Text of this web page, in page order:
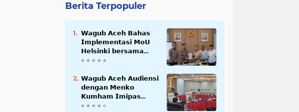
Berita Terpopuler
𝗪𝗮𝗴𝘂𝗯 𝗔𝗰𝗲𝗵 𝗕𝗮𝗵𝗮𝘀
𝗜𝗺𝗽𝗹𝗲𝗺𝗲𝗻𝘁𝗮𝘀𝗶 𝗠𝗼𝗨
𝗛𝗲𝗹𝘀𝗶𝗻𝗸𝗶 𝗯𝗲𝗿𝘀𝗮𝗺𝗮
𝗦𝗲𝗸𝗿𝗲𝘁𝗮𝗿𝗶𝗮𝘁 𝗡𝗲𝗴𝗮𝗿𝗮
𝗪𝗮𝗴𝘂𝗯 𝗔𝗰𝗲𝗵 𝗔𝘂𝗱𝗶𝗲𝗻𝘀𝗶
𝗱𝗲𝗻𝗴𝗮𝗻 𝗠𝗲𝗻𝗸𝗼
𝗞𝘂𝗺𝗵𝗮𝗺 𝗜𝗺𝗶𝗽𝗮𝘀
𝗧𝗲𝗿𝗸𝗮𝗶𝘁 𝗦𝘁𝗮𝘁𝘂𝘀 𝗪𝗮𝗸𝗮𝗳